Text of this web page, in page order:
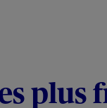
plus